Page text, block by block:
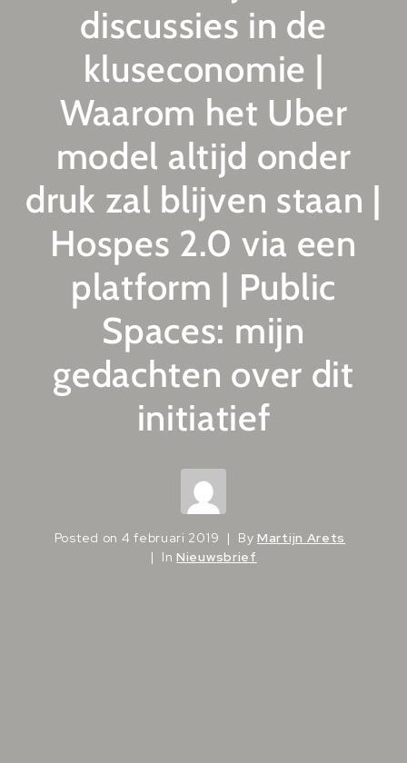
discussies in de
kluseconomie |
Waarom het Uber
model altijd onder
druk zal blijven staan |
Hospes 2.0 via een
platform | Public
Spaces: mijn
gedachten over dit
initiatief
Posted on 4 februari 2019 ByMartijn Arets
InNieuwsbrief